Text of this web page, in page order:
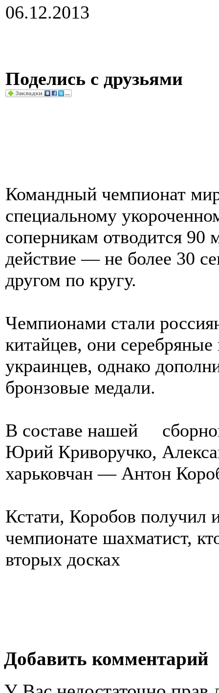
06.12.2013
Поделись с друзьями
Командный чемпионат
специальному
соперникам отводится
действие — не более 30
другом по кругу.
Чемпионами стали
китайцев, они
украинцев, однако
бронзовые медали.
В составе нашей
Юрий Криворучко,
харьковчан — Антон
Кстати, Коробов получил
чемпионате шахматист,
вторых досках
Добавить комментарий